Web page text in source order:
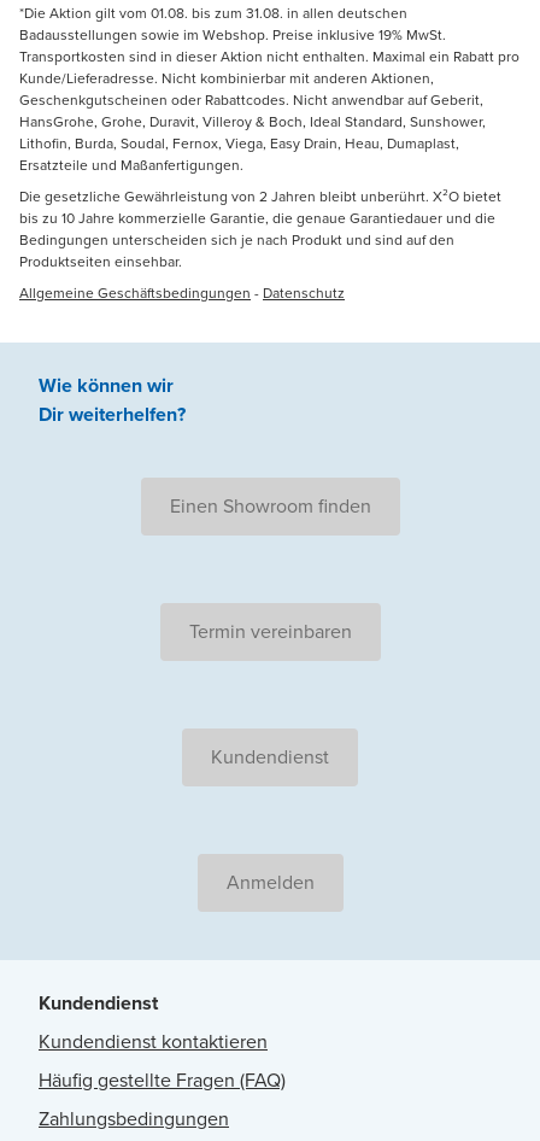
*Die Aktion gilt vom 01.08. bis zum 31.08. in allen deutschen
Badausstellungen sowie im Webshop. Preise inklusive 19% MwSt.
Transportkosten sind in dieser Aktion nicht enthalten. Maximal ein Rabatt pro
Kunde/Lieferadresse. Nicht kombinierbar mit anderen Aktionen,
Geschenkgutscheinen oder Rabattcodes. Nicht anwendbar auf Geberit,
HansGrohe, Grohe, Duravit, Villeroy & Boch, Ideal Standard, Sunshower,
Lithofin, Burda, Soudal, Fernox, Viega, Easy Drain, Heau, Dumaplast,
Ersatzteile und Maßanfertigungen.
Die gesetzliche Gewährleistung von 2 Jahren bleibt unberührt. X²O bietet
bis zu 10 Jahre kommerzielle Garantie, die genaue Garantiedauer und die
Bedingungen unterscheiden sich je nach Produkt und sind auf den
Produktseiten einsehbar.
Allgemeine Geschäftsbedingungen - Datenschutz
Wie können wir
Dir weiterhelfen?
Einen Showroom finden
Termin vereinbaren
Kundendienst
Anmelden
Kundendienst
Kundendienst kontaktieren
Häufig gestellte Fragen (FAQ)
Zahlungsbedingungen